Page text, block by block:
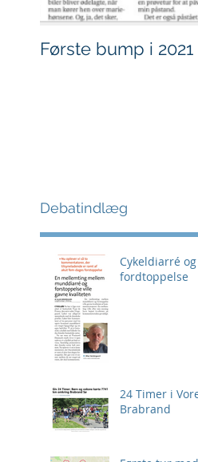
Første bump i 2021
Debatindlæg
Cykeldiarré og
fordtoppelse
24 Timer i
Brabrand